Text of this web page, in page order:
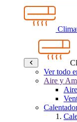
Ver todo
Aire y